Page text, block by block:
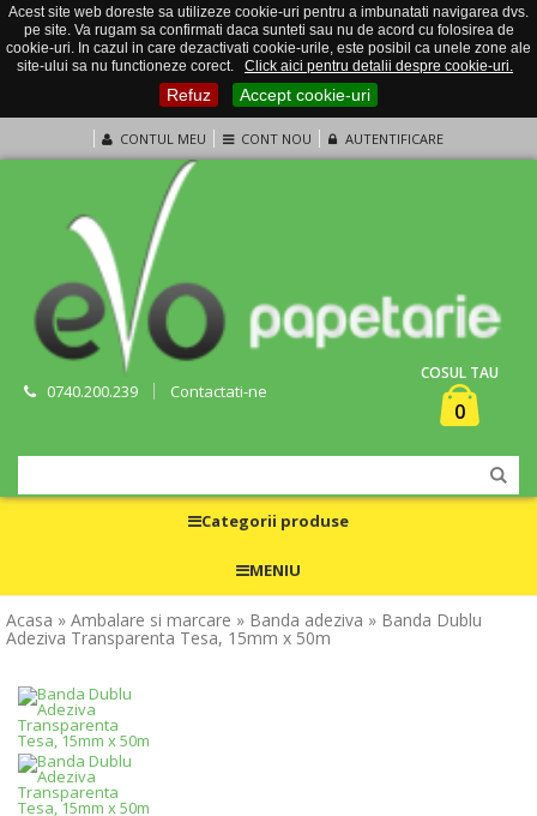
Acest site web doreste sa utilizeze cookie-uri pentru a imbunatati navigarea dvs.
pe site. Va rugam sa confirmati daca sunteti sau nu de acord cu folosirea de
cookie-uri. In cazul in care dezactivati cookie-urile, este posibil ca unele zone ale
site-ului sa nu functioneze corect.
Click aici pentru detalii despre cookie-uri.
Refuz Accept cookie-uri
CONTUL MEU CONT NOU AUTENTIFICARE
0740.200.239 Contactati-ne
COSUL TAU
0
Categorii produse
MENIU
Acasa » Ambalare si marcare » Banda adeziva » Banda Dublu
Adeziva Transparenta Tesa, 15mm x 50m